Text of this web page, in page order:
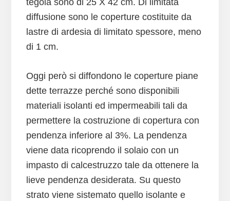
tegola sono di 25 X 42 cm. Di limitata
diffusione sono le coperture costituite da
lastre di ardesia di limitato spessore, meno
di 1 cm.
Oggi però si diffondono le coperture piane
dette terrazze perché sono disponibili
materiali isolanti ed impermeabili tali da
permettere la costruzione di copertura con
pendenza inferiore al 3%. La pendenza
viene data ricoprendo il solaio con un
impasto di calcestruzzo tale da ottenere la
lieve pendenza desiderata. Su questo
strato viene sistemato quello isolante e